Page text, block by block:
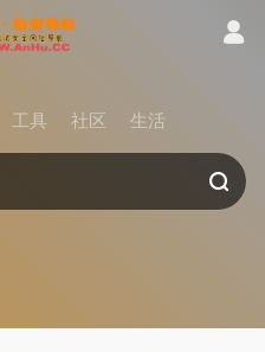
工具 社区 生活